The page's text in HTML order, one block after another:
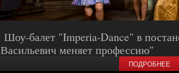
Шоу-балет "Imperia-Dance" в
Васильевич меняет профессию"
ПОДРОБНЕЕ